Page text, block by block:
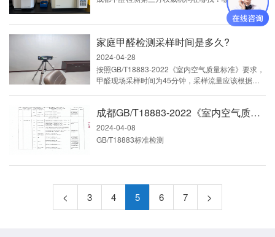
送样检测请咨询工作人员；4.本收费标准仅限成都市
家庭甲醛检测采样时间是多久?
2024-04-28
按照GB/T18883-2022《室内空气质量标准》要求，
甲醛现场采样时间为45分钟，采样流量应该根据不
他不用标准给你下结论，也不用该标准给你下参考
值，只是使用检验方法。那就是没有任何问题的，还
有就是用的GB50325标准。家庭检测时，不建议使
用50325标准，因为密闭时间为至少1小时，不符合
成都GB/T18883-2022《室内空气质量标准》检测TVOC能否盖章
2024-04-08
GB/T18883标准检测
< 3 4 5 6 7 >